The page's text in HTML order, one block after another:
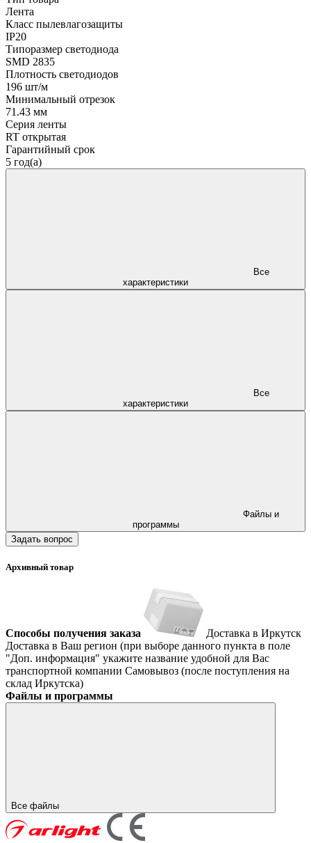
Лента
Класс пылевлагозащиты
IP20
Типоразмер светодиода
SMD 2835
Плотность светодиодов
196 шт/м
Минимальный отрезок
71.43 мм
Серия ленты
RT открытая
Гарантийный срок
5 год(а)
характеристики
характеристики
программы
Задать вопрос
Архивный товар
Способы получения заказа
Доставка в Иркутск
Доставка в Ваш регион (при выборе данного пункта в поле
"Доп. информация" укажите название удобной для Вас
транспортной компании Самовывоз (после поступления на
склад Иркутска)
Файлы и программы
Все файлы